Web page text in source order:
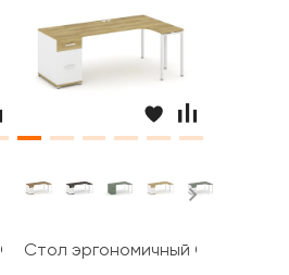
404(R) B 2000x1180x750
Стол эргономичный CN.SA-